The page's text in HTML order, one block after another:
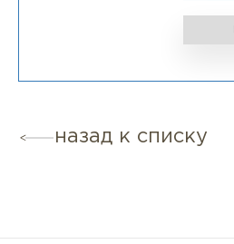
назад к списку